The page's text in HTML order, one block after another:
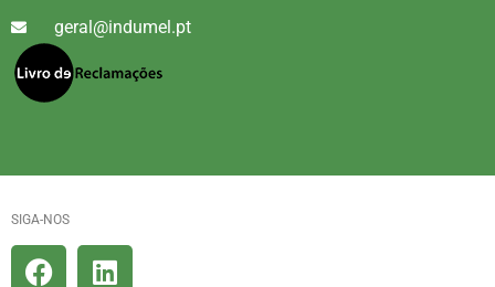
geral@indumel.pt
SIGA-NOS